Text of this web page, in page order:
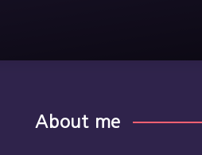
About me